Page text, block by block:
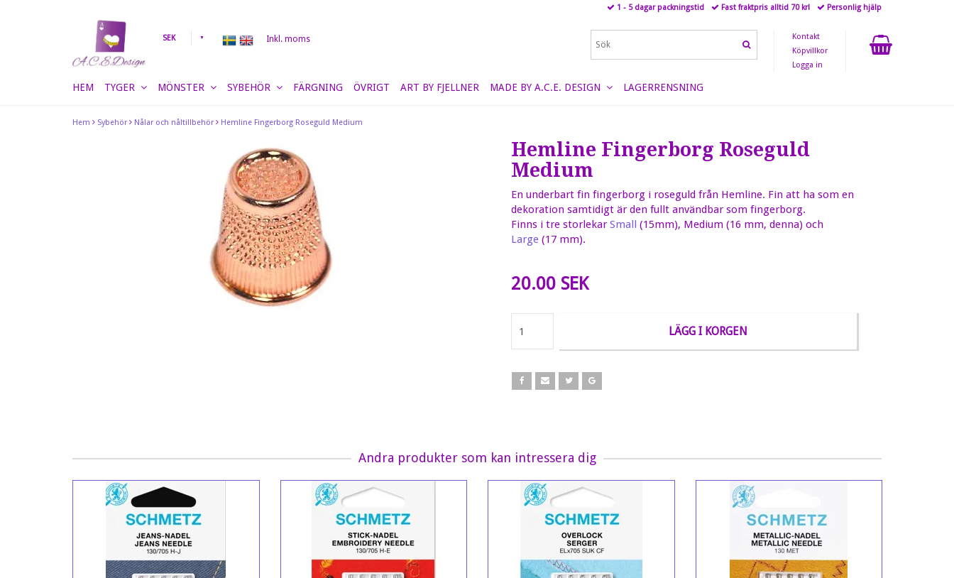
Hem Sybehör Nålar och nåltillbehör Hemline Fingerborg Roseguld Medium
Hemline Fingerborg Roseguld
Medium
En underbart fin fingerborg i roseguld från Hemline. Fin att ha som en
dekoration samtidigt är den fullt användbar som fingerborg.
Finns i tre storlekarSmall (15mm), Medium (16 mm, denna) och
Large (17 mm).
20.00 SEK
LÄGG I KORGEN
Andra produkter som kan intressera dig
SEK Inkl. moms
1 - 5 dagar packningstid Fast fraktpris alltid 70 kr! Personlig hjälp
Kontakt
Köpvillkor
Logga in
HEM TYGER MÖNSTER SYBEHÖR FÄRGNING ÖVRIGT ART BY FJELLNER MADE BY A.C.E. DESIGN LAGERRENSNING